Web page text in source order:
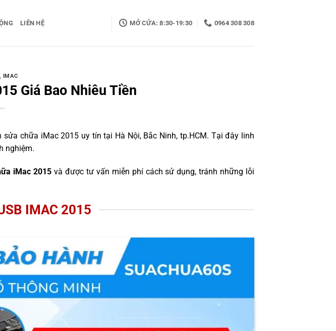
LIÊN HỆ MỞ CỬA: 8:30-19:30 0964 308 308
, IMAC
Giá Bao Nhiêu Tiền
chữa iMac 2015 uy tín tại Hà Nội, Bắc Ninh, tp.HCM. Tại đây linh
nghiệm.
iMac 2015 và được tư vấn miễn phí cách sử dụng, tránh những lỗi
IMAC 2015